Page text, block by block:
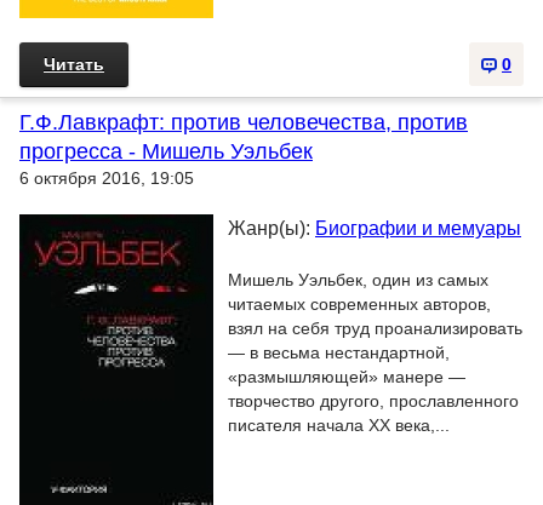
0
Читать
Г.Ф.Лавкрафт: против человечества, против
прогресса - Мишель Уэльбек
6 октября 2016, 19:05
Жанр(ы): Биографии и мемуары
Мишель Уэльбек, один из самых
читаемых современных авторов,
взял на себя труд проанализировать
— в весьма нестандартной,
«размышляющей» манере —
творчество другого, прославленного
писателя начала XX века,...